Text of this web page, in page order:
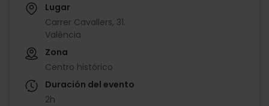
Lugar
Carrer Cavallers, 31.
València
Zona
Centro histórico
Duración del evento
2h